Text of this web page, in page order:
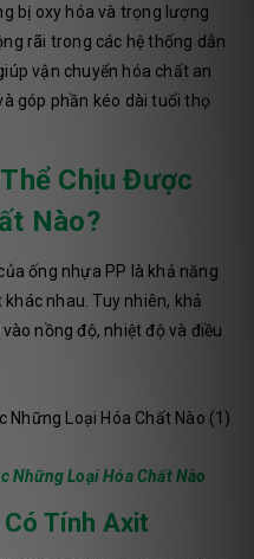
bị oxy hóa và trọng lượng
rãi trong các hệ thống dẫn
vận chuyển hóa chất an
góp phần kéo dài tuổi thọ
Chịu Được
Nào?
ống nhựa PP là khả năng
nhau. Tuy nhiên, khả
nồng độ, nhiệt độ và điều
Những Loại Hóa Chất Nào
Tính Axit